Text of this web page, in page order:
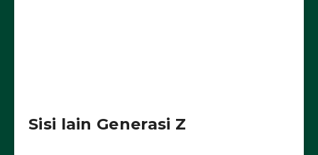
Sisi lain Generasi Z